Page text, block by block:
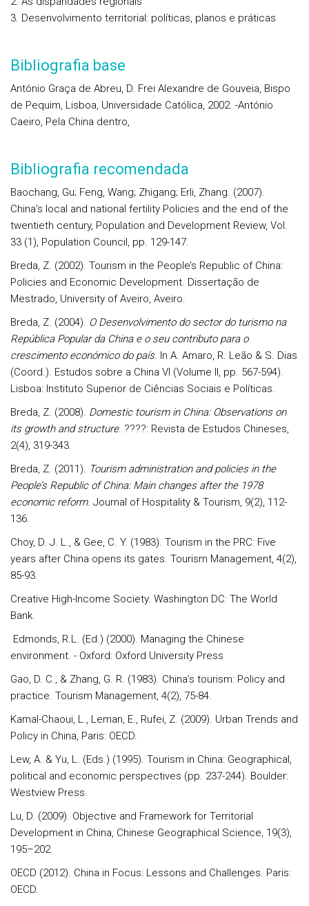
Desenvolvimento territorial: políticas, planos e práticas
Bibliografia base
António Graça de Abreu, D. Frei Alexandre de Gouveia, Bispo
de Pequim, Lisboa, Universidade Católica, 2002. -António
Caeiro, Pela China dentro,
Bibliografia recomendada
Baochang, Gu; Feng, Wang; Zhigang; Erli, Zhang. (2007).
China’s local and national fertility Policies and the end of the
twentieth century, Population and Development Review, Vol.
33 (1), Population Council, pp. 129-147.
Breda, Z. (2002). Tourism in the People’s Republic of China:
Policies and Economic Development. Dissertação de
Mestrado, University of Aveiro, Aveiro.
Breda, Z. (2004). O Desenvolvimento do sector do turismo na
República Popular da China e o seu contributo para o
crescimento económico do país. In A. Amaro, R. Leão & S. Dias
(Coord.). Estudos sobre a China VI (Volume II, pp. 567-594).
Lisboa: Instituto Superior de Ciências Sociais e Políticas.
Breda, Z. (2008). Domestic tourism in China: Observations on
its growth and structure. ????: Revista de Estudos Chineses,
2(4), 319-343.
Breda, Z. (2011). Tourism administration and policies in the
People’s Republic of China: Main changes after the 1978
economic reform. Journal of Hospitality & Tourism, 9(2), 112-
136.
Choy, D. J. L., & Gee, C. Y. (1983). Tourism in the PRC: Five
years after China opens its gates. Tourism Management, 4(2),
85-93.
Creative High-Income Society. Washington DC: The World
Bank.
Edmonds, R.L. (Ed.) (2000). Managing the Chinese
environment. - Oxford: Oxford University Press
Gao, D. C., & Zhang, G. R. (1983). China’s tourism: Policy and
practice. Tourism Management, 4(2), 75-84.
Kamal-Chaoui, L., Leman, E., Rufei, Z. (2009). Urban Trends and
Policy in China, Paris: OECD.
Lew, A. & Yu, L. (Eds.) (1995). Tourism in China: Geographical,
political and economic perspectives (pp. 237-244). Boulder:
Westview Press.
Lu, D. (2009). Objective and Framework for Territorial
Development in China, Chinese Geographical Science, 19(3),
195–202.
OECD (2012). China in Focus: Lessons and Challenges. Paris:
OECD.